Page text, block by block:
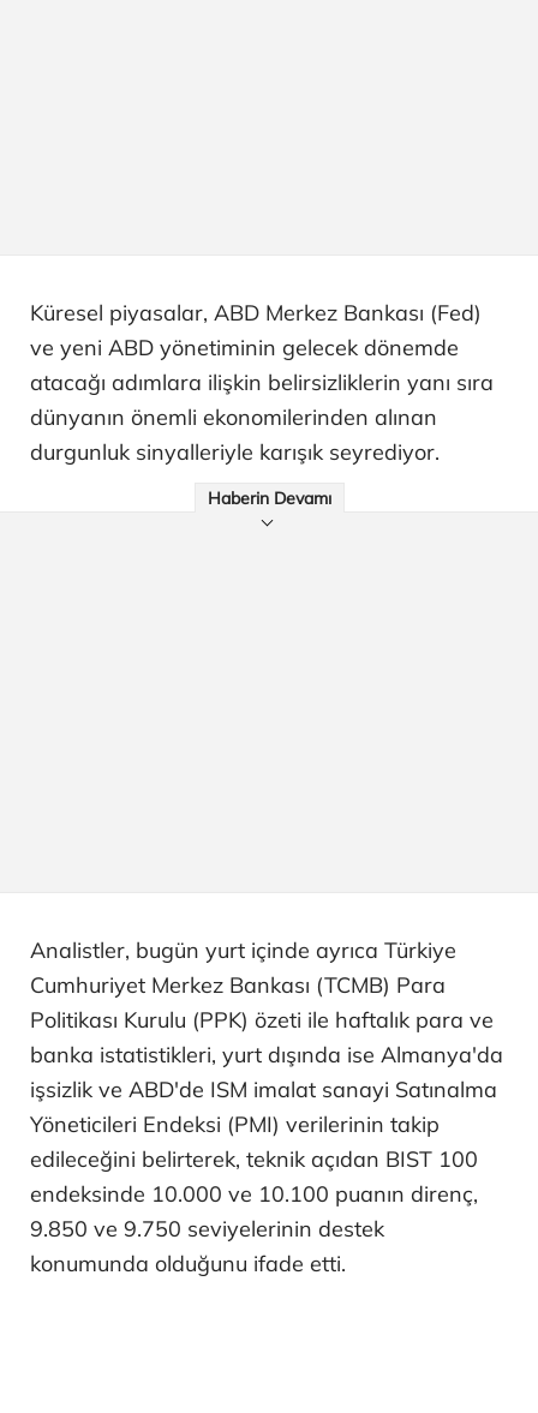
Küresel piyasalar, ABD Merkez Bankası (Fed)
ve yeni ABD yönetiminin gelecek dönemde
atacağı adımlara ilişkin belirsizliklerin yanı sıra
dünyanın önemli ekonomilerinden alınan
durgunluk sinyalleriyle karışık seyrediyor.
Haberin Devamı
Analistler, bugün yurt içinde ayrıca Türkiye
Cumhuriyet Merkez Bankası (TCMB) Para
Politikası Kurulu (PPK) özeti ile haftalık para ve
banka istatistikleri, yurt dışında ise Almanya'da
işsizlik ve ABD'de ISM imalat sanayi Satınalma
Yöneticileri Endeksi (PMI) verilerinin takip
edileceğini belirterek, teknik açıdan BIST 100
endeksinde 10.000 ve 10.100 puanın direnç,
9.850 ve 9.750 seviyelerinin destek
konumunda olduğunu ifade etti.